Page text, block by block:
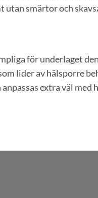
utan smärtor och
för underlaget
lider av hälsporre
extra väl med